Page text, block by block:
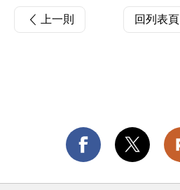
上一則 回列表頁